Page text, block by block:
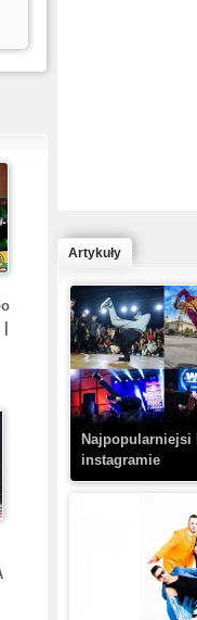
Kaczorex w
– Kobieta z
TEDE & SIR
DISCO NOIR
Artykuły
Najpopularniejsi
instagramie